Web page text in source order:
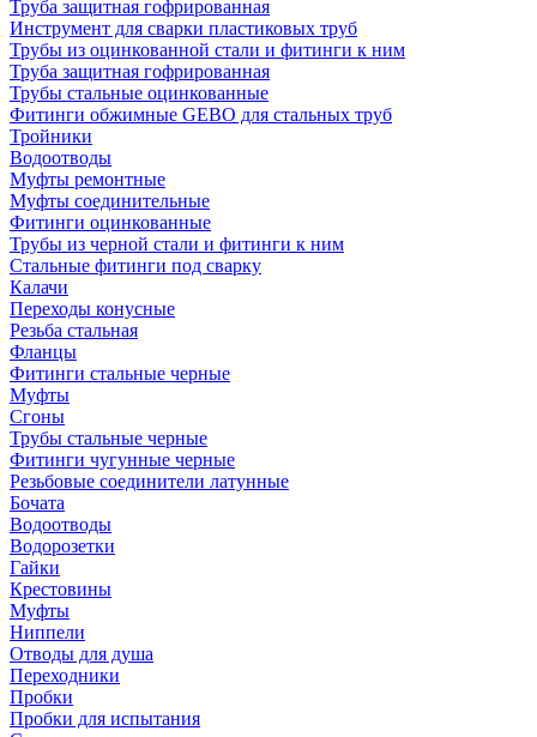
Труба защитная гофрированная
Инструмент для сварки пластиковых труб
Трубы из оцинкованной стали и фитинги к ним
Труба защитная гофрированная
Трубы стальные оцинкованные
Фитинги обжимные GEBO для стальных труб
Тройники
Водоотводы
Муфты ремонтные
Муфты соединительные
Фитинги оцинкованные
Трубы из черной стали и фитинги к ним
Стальные фитинги под сварку
Калачи
Переходы конусные
Резьба стальная
Фланцы
Фитинги стальные черные
Муфты
Сгоны
Трубы стальные черные
Фитинги чугунные черные
Резьбовые соединители латунные
Бочата
Водоотводы
Водорозетки
Гайки
Крестовины
Муфты
Ниппели
Отводы для душа
Переходники
Пробки
Пробки для испытания